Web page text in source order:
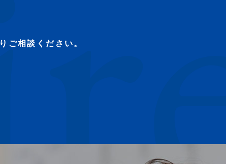
ご相談ください。